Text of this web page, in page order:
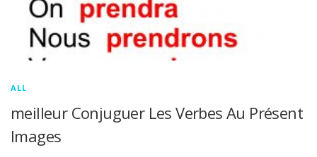
ALL
meilleur Conjuguer Les Verbes Au Présent
Images